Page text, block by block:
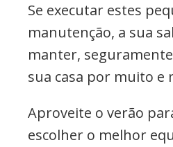
Se executar estes
manutenção, a sua
manter,
sua casa por muito e
Aproveite o verão
escolher o melhor